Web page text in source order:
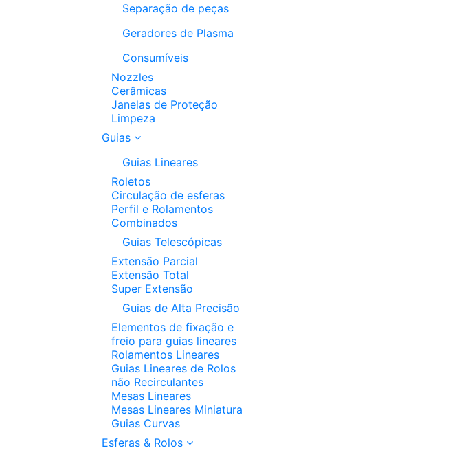
Separação de peças
Geradores de Plasma
Consumíveis
Nozzles
Cerâmicas
Janelas de Proteção
Limpeza
Guias
Guias Lineares
Roletos
Circulação de esferas
Perfil e Rolamentos
Combinados
Guias Telescópicas
Extensão Parcial
Extensão Total
Super Extensão
Guias de Alta Precisão
Elementos de fixação e
freio para guias lineares
Rolamentos Lineares
Guias Lineares de Rolos
não Recirculantes
Mesas Lineares
Mesas Lineares Miniatura
Guias Curvas
Esferas & Rolos